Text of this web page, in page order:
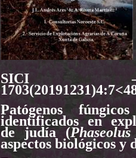
SICI
Patógenos
identificados en
de judía (
aspectos biológicos y